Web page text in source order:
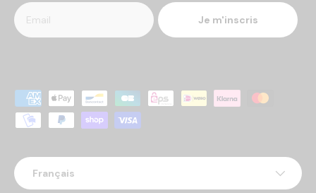
Je m'inscris
Moyens de paiement acceptés
Langue
Français